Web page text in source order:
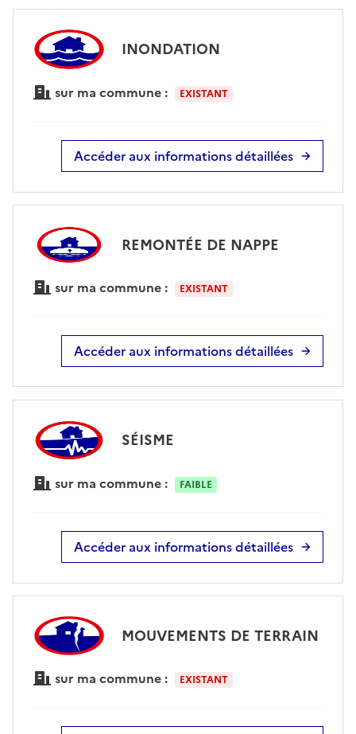
INONDATION
sur ma commune : EXISTANT
Accéder aux informations détaillées
REMONTÉE DE NAPPE
sur ma commune : EXISTANT
Accéder aux informations détaillées
SÉISME
sur ma commune : FAIBLE
Accéder aux informations détaillées
MOUVEMENTS DE TERRAIN
sur ma commune : EXISTANT